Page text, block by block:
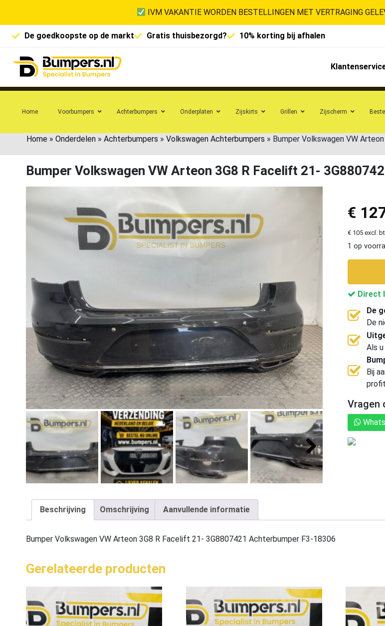
IVM VAKANTIE WORDEN BESTELLINGEN MET VERTRAGING
De goedkoopste op de markt Gratis thuisbezorgd? 10% korting bij afhalen
Home Voorbumpers Achterbumpers Onderplaten Zijskirts Grillen Zijscherm
Home » Onderdelen » Achterbumpers » Volkswagen Achterbumpers » Bumper Volkswagen VW
Bumper Volkswagen VW Arteon 3G8 R Facelift 21-
€
€ 105 excl.
1 op
Direct
De
De
Als
Bij
Vragen
Beschrijving Omschrijving Aanvullende informatie
Bumper Volkswagen VW Arteon 3G8 R Facelift 21- 3G8807421 Achterbumper F3-18306
Gerelateerde producten